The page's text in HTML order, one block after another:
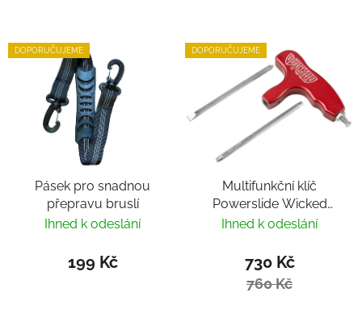
DOPORUČUJEME
Pásek pro snadnou
přepravu bruslí
Ihned k odeslání
199 Kč
DOPORUČUJEME
Multifunkční klíč
Powerslide Wicked
Hardcore Tool
Ihned k odeslání
730 Kč
760 Kč